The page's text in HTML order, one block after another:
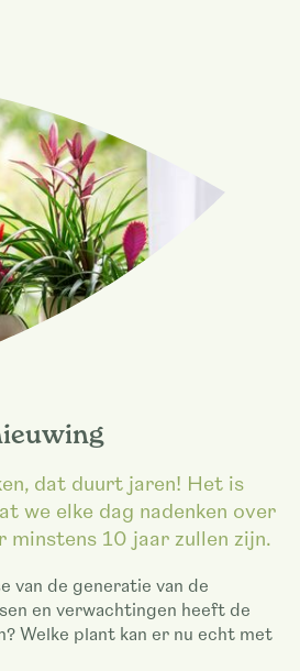
dat duurt jaren! Het is
we elke dag nadenken over
minstens 10 jaar zullen zijn.
van de generatie van de
en verwachtingen heeft de
Welke plant kan er nu echt met